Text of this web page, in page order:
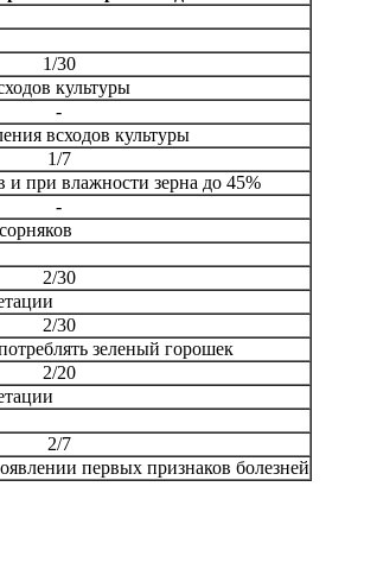
1/30
культуры
-
всходов культуры
1/7
при влажности зерна до 45%
-
2/30
2/30
зеленый горошек
2/20
2/7
первых признаков болезней